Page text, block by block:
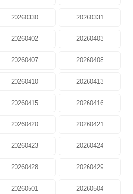
20260330 20260331
20260402 20260403
20260407 20260408
20260410 20260413
20260415 20260416
20260420 20260421
20260423 20260424
20260428 20260429
20260501 20260504